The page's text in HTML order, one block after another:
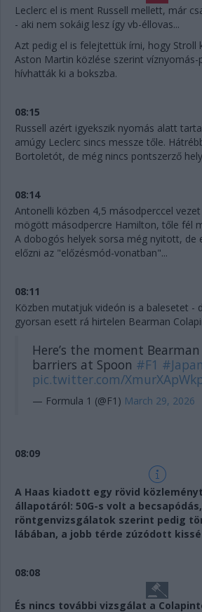
Leclerc el is ment Russell mellett, már
- aki nem sokáig lesz így vb-éllovas...
Azt pedig el is felejtettük írni, hogy Stroll
Aston Martin közlése szerint
hívhatták ki a bokszba.
08:15
Russell azért igyekszik nyomás alatt
amúgy Leclerc sincs messze tőle.
Bortoletót, de még nincs pontszerző
08:14
Antonelli közben 4,5 másodperccel
mögött másodpercre Hamilton, tőle fél
A dobogós helyek sorsa még nyitott, de
előzni az "előzésmód-vonatban"...
08:11
Közben mutatjuk videón is a balesetet -
gyorsan esett rá hirtelen Bearman
Here’s the moment
barriers at Spoon #F1
pic.twitter.com/
— Formula 1 (@F1) March 29, 2026
08:09
A Haas kiadott egy rövid
állapotáról: 50G-s volt a
röntgenvizsgálatok szerint pedig
lábában, a jobb térde zúzódott
08:08
És nincs további vizsgálat a